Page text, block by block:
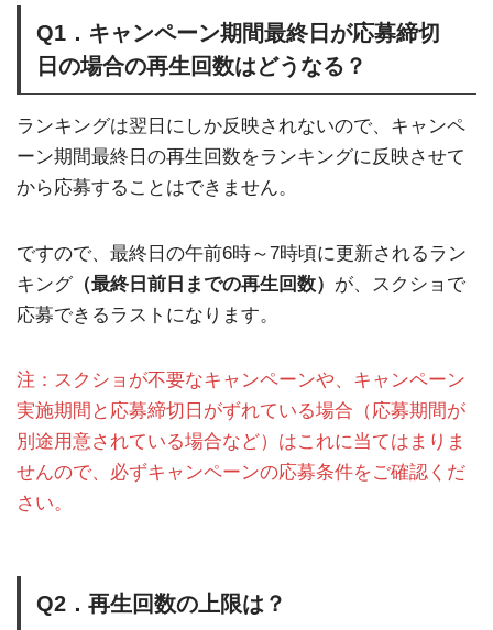
Q1．キャンペーン期間最終日が応募締切
日の場合の再生回数はどうなる？
ランキングは翌日にしか反映されないので、キャンペ
ーン期間最終日の再生回数をランキングに反映させて
から応募することはできません。
ですので、最終日の午前6時～7時頃に更新されるラン
キング（最終日前日までの再生回数） が、スクショで
応募できるラストになります。
注：スクショが不要なキャンペーンや、キャンペーン
実施期間と応募締切日がずれている場合（応募期間が
別途用意されている場合など）はこれに当てはまりま
せんので、必ずキャンペーンの応募条件をご確認くだ
さい。
Q2．再生回数の上限は？